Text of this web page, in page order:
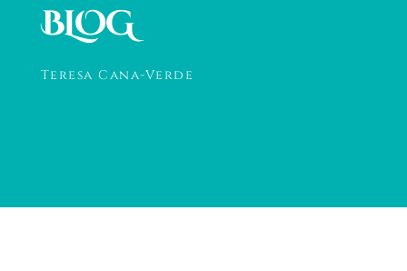
BLOG
Teresa Cana-Verde